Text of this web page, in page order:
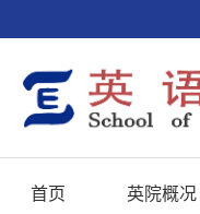
首页 英院概况